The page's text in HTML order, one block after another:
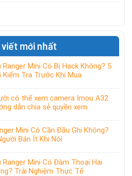
viết mới nhất
Mini Có Bị Hack Không? 5
Kiểm Tra Trước Khi Mua
có thể xem camera Imou A32
dẫn chia sẻ quyền xem
Mini Có Cần Đầu Ghi Không?
Bán Ít Khi Nói
Mini Có Đàm Thoại Hai
Trải Nghiệm Thực Tế